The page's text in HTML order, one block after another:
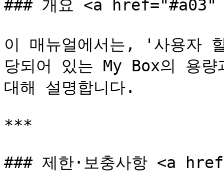
### 개요 <a
이 매뉴얼에서는, '사용자
당되어 있는 My Box의 용
대해 설명합니다.
***
### 제한·보충사항 <a